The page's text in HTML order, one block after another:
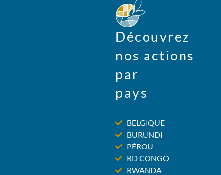
Découvrez
nos actions
par
pays
BELGIQUE
BURUNDI
PÉROU
RD CONGO
RWANDA